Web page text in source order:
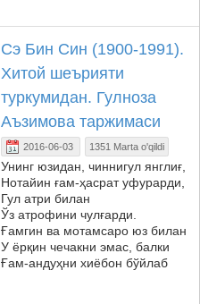
Сэ Бин Син (1900-1991).
Хитой шеърияти
туркумидан. Гулноза
Аъзимова таржимаси
2016-06-03 1351 Marta o'qildi
Унинг юзидан, чиннигул янглиғ,
Нотайин ғам-ҳасрат уфурарди,
Гул атри билан
Ўз атрофини чулғарди.
Ғамгин ва мотамсаро юз билан
У ёрқин чечакни эмас, балки
Ғам-андуҳни хиёбон бўйлаб